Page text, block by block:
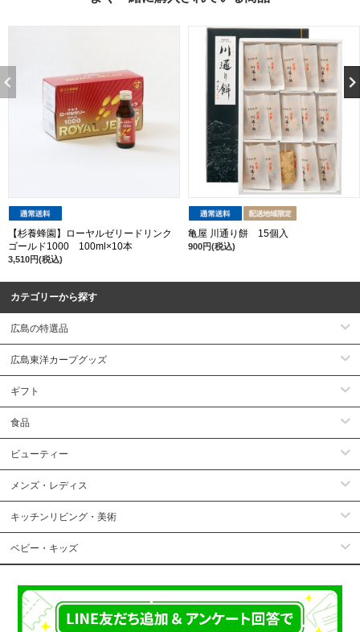
【杉養蜂園】ローヤルゼリードリンク
ゴールド1000 100ml×10本
3,510円(税込)
亀屋 川通り餅 15個入
900円(税込)
カテゴリーから探す
広島の特選品
広島東洋カープグッズ
ギフト
食品
ビューティー
メンズ・レディス
キッチンリビング・美術
ベビー・キッズ